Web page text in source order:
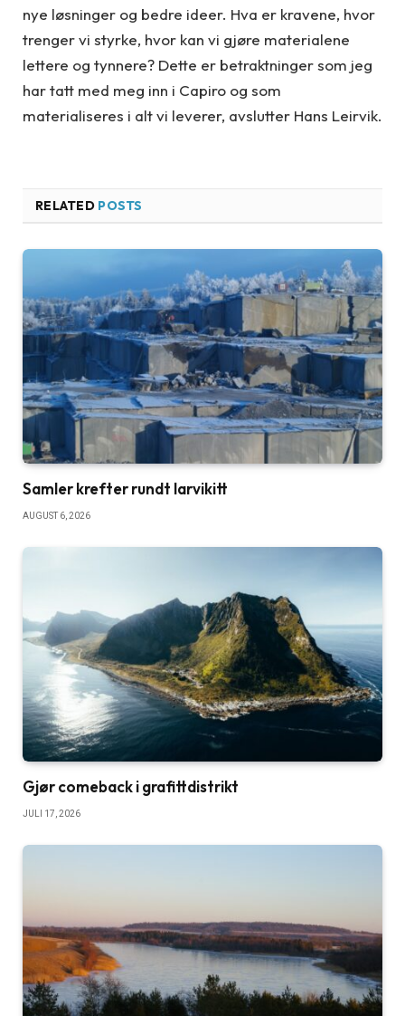
nye løsninger og bedre ideer. Hva er kravene, hvor
trenger vi styrke, hvor kan vi gjøre materialene
lettere og tynnere? Dette er betraktninger som jeg
har tatt med meg inn i Capiro og som
materialiseres i alt vi leverer, avslutter Hans Leirvik.
RELATED POSTS
Samler krefter rundt larvikitt
AUGUST 6, 2026
Gjør comeback i grafittdistrikt
JULI 17, 2026